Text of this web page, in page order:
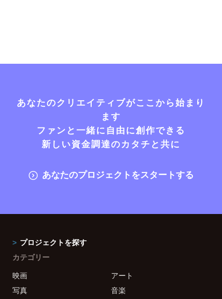
あなたのクリエイティブがここから始まり
ます
ファンと一緒に自由に創作できる
新しい資金調達のカタチと共に
あなたのプロジェクトをスタートする
プロジェクトを探す
カテゴリー
映画
アート
写真
音楽